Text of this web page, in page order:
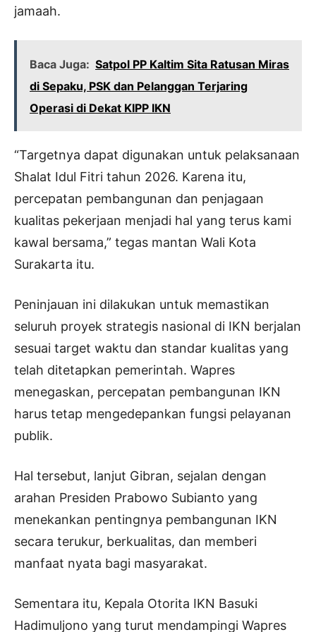
jamaah.
Baca Juga: Satpol PP Kaltim Sita Ratusan Miras
di Sepaku, PSK dan Pelanggan Terjaring
Operasi di Dekat KIPP IKN
“Targetnya dapat digunakan untuk pelaksanaan
Shalat Idul Fitri tahun 2026. Karena itu,
percepatan pembangunan dan penjagaan
kualitas pekerjaan menjadi hal yang terus kami
kawal bersama,” tegas mantan Wali Kota
Surakarta itu.
Peninjauan ini dilakukan untuk memastikan
seluruh proyek strategis nasional di IKN berjalan
sesuai target waktu dan standar kualitas yang
telah ditetapkan pemerintah. Wapres
menegaskan, percepatan pembangunan IKN
harus tetap mengedepankan fungsi pelayanan
publik.
Hal tersebut, lanjut Gibran, sejalan dengan
arahan Presiden Prabowo Subianto yang
menekankan pentingnya pembangunan IKN
secara terukur, berkualitas, dan memberi
manfaat nyata bagi masyarakat.
Sementara itu, Kepala Otorita IKN Basuki
Hadimuljono yang turut mendampingi Wapres